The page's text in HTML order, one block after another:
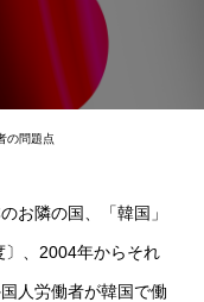
の問題点
お隣の国、「韓国」
〕、2004年からそれ
人労働者が韓国で働